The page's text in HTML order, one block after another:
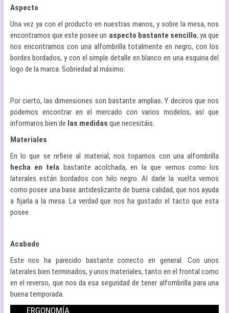
Aspecto
Una vez ya con el producto en nuestras manos, y sobre la mesa, nos
encontramos que este posee un aspecto bastante sencillo, ya que
nos encontramos con una alfombrilla totalmente en negro, con los
bordes bordados, y con el simple detalle en blanco en una esquina del
logo de la marca. Sobriedad al máximo.
Por cierto, las dimensiones son bastante amplias. Y deciros que nos
podemos encontrar en el mercado con varios modelos, así que
informaros bien de las medidas que necesitáis.
Materiales
En lo que se refiere al material, nos topamos con una alfombrilla
hecha en tela bastante acolchada, en la que vemos como los
laterales están bordados con hilo negro. Al darle la vuelta vemos
como posee una base antideslizante de buena calidad, que nos ayuda
a fijarla a la mesa. La verdad que nos ha gustado el tacto que esta
posee.
Acabado
Este nos ha parecido bastante correcto en general. Con unos
laterales bien terminados, y unos materiales, tanto en el frontal como
en el reverso, que nos da esa seguridad de tener alfombrilla para una
buena temporada.
ERGONOMÍA